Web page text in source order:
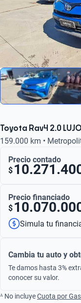
Busca por año
Toyota Rav4 2.0
159.000 km •
Precio contado
$
Precio financiado
$
Simula tu
Cambia tu auto y
Te damos hasta 3%
conocer su valor.
ᴬ No incluyeCuota por